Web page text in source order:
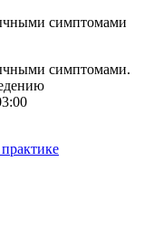
симптомами
симптомами.